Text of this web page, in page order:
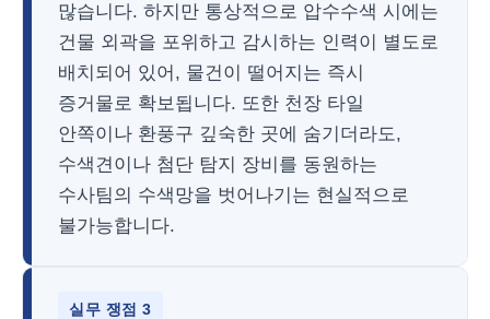
많습니다. 하지만 통상적으로 압수수색 시에는
건물 외곽을 포위하고 감시하는 인력이 별도로
배치되어 있어, 물건이 떨어지는 즉시
증거물로 확보됩니다. 또한 천장 타일
안쪽이나 환풍구 깊숙한 곳에 숨기더라도,
수색견이나 첨단 탐지 장비를 동원하는
수사팀의 수색망을 벗어나기는 현실적으로
불가능합니다.
실무 쟁점 3